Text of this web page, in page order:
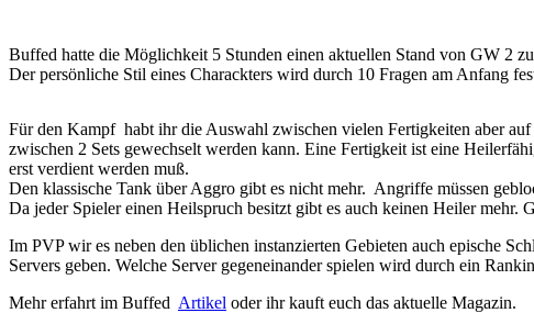
Buffed hatte die Möglichkeit 5 Stunden einen aktuellen Stand von GW 2
Der persönliche Stil eines Charackters wird durch 10 Fragen am Anfang
Für den Kampf habt ihr die Auswahl zwischen vielen Fertigkeiten aber
zwischen 2 Sets gewechselt werden kann. Eine Fertigkeit ist eine
erst verdient werden muß.
Den klassische Tank über Aggro gibt es nicht mehr. Angriffe müssen
Da jeder Spieler einen Heilspruch besitzt gibt es auch keinen Heiler mehr.
Im PVP wir es neben den üblichen instanzierten Gebieten auch epische
Servers geben. Welche Server gegeneinander spielen wird durch ein
Mehr erfahrt im Buffed Artikel oder ihr kauft euch das aktuelle Magazin.